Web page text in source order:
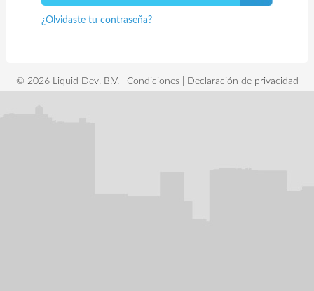
¿Olvidaste tu contraseña?
© 2026 Liquid Dev. B.V. | Condiciones| Declaración de privacidad